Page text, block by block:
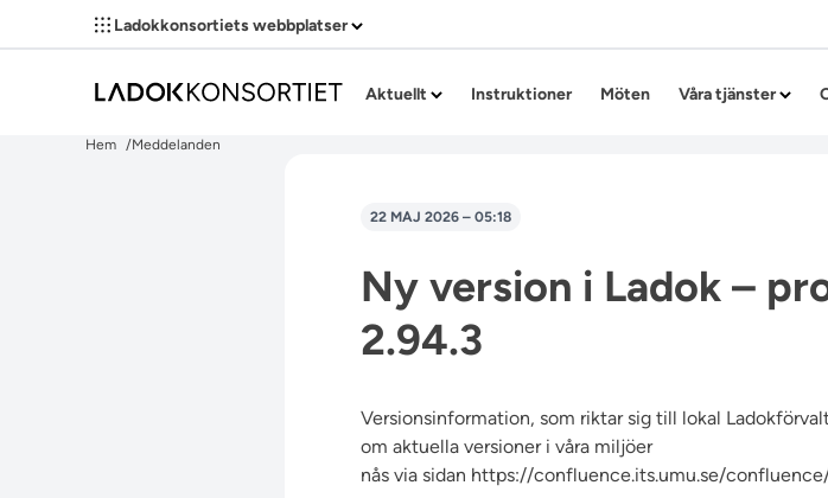
Ladokkonsortiets webbplatser
Aktuellt Instruktioner Möten Våra tjänster
Hem Meddelanden
22 MAJ 2026 – 05:18
Ny version i Ladok –
2.94.3
Versionsinformation, som riktar sig till lokal
om aktuella versioner i våra miljöer
nås via sidan https://confluence.its.umu.se/